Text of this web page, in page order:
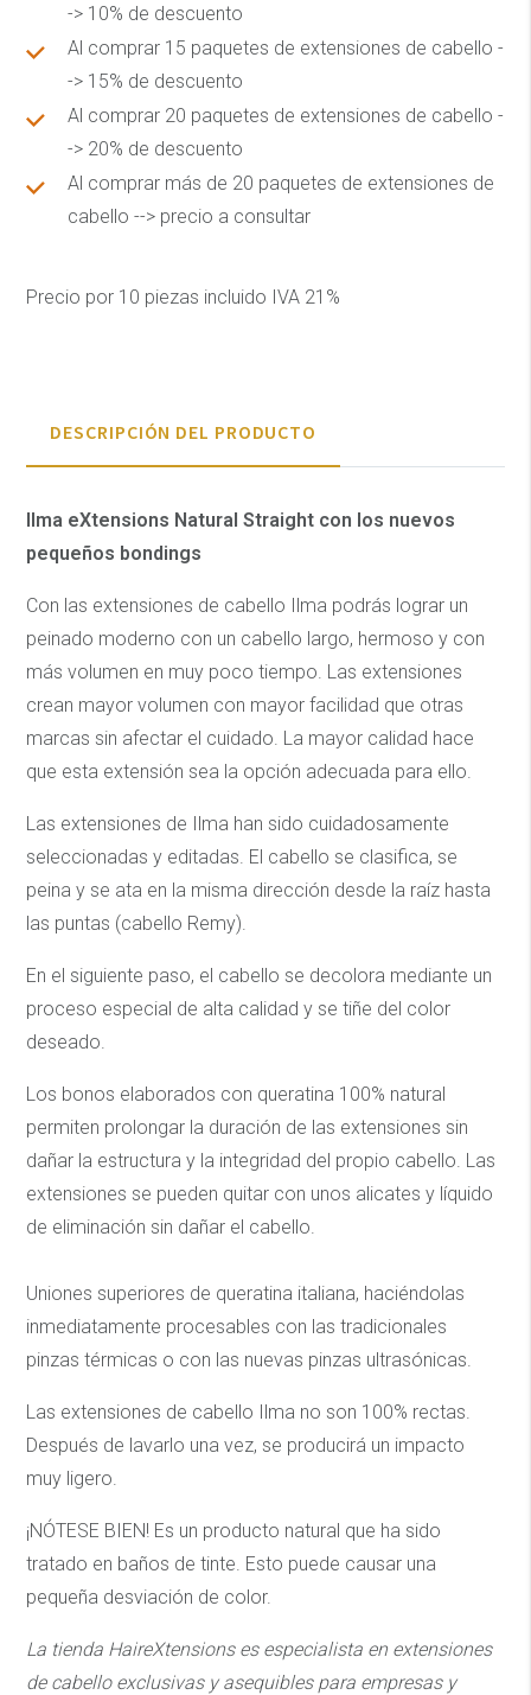
-> 10% de descuento
Al comprar 15 paquetes de extensiones de cabello -
-> 15% de descuento
Al comprar 20 paquetes de extensiones de cabello -
-> 20% de descuento
Al comprar más de 20 paquetes de extensiones de
cabello --> precio a consultar
Precio por 10 piezas incluido IVA 21%
DESCRIPCIÓN DEL PRODUCTO
Ilma eXtensions Natural Straight con los nuevos
pequeños bondings
Con las extensiones de cabello Ilma podrás lograr un
peinado moderno con un cabello largo, hermoso y con
más volumen en muy poco tiempo. Las extensiones
crean mayor volumen con mayor facilidad que otras
marcas sin afectar el cuidado. La mayor calidad hace
que esta extensión sea la opción adecuada para ello.
Las extensiones de Ilma han sido cuidadosamente
seleccionadas y editadas. El cabello se clasifica, se
peina y se ata en la misma dirección desde la raíz hasta
las puntas (cabello Remy).
En el siguiente paso, el cabello se decolora mediante un
proceso especial de alta calidad y se tiñe del color
deseado.
Los bonos elaborados con queratina 100% natural
permiten prolongar la duración de las extensiones sin
dañar la estructura y la integridad del propio cabello. Las
extensiones se pueden quitar con unos alicates y líquido
de eliminación sin dañar el cabello.
Uniones superiores de queratina italiana, haciéndolas
inmediatamente procesables con las tradicionales
pinzas térmicas o con las nuevas pinzas ultrasónicas.
Las extensiones de cabello Ilma no son 100% rectas.
Después de lavarlo una vez, se producirá un impacto
muy ligero.
¡NÓTESE BIEN! Es un producto natural que ha sido
tratado en baños de tinte. Esto puede causar una
pequeña desviación de color.
La tienda HaireXtensions es especialista en extensiones
de cabello exclusivas y asequibles para empresas y